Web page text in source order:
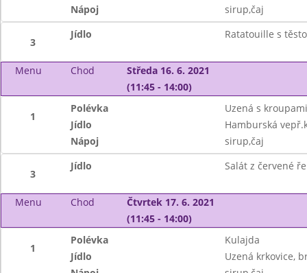
Nápoj
sirup,čaj
3
Jídlo Ratatouille s
Menu Chod
Středa 16. 6. 2021
(11:45 - 14:00)
1
Polévka
Uzená s kroupami
Jídlo
Hamburská
Nápoj
sirup,čaj
3
Jídlo Salát z červené
Menu Chod
Čtvrtek 17. 6. 2021
(11:45 - 14:00)
1
Polévka
Kulajda
Jídlo
Uzená krkovice,